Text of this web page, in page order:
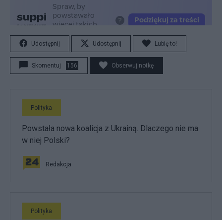
Udostępnij Udostępnij Lubię to!
Skomentuj 156 Obserwuj notkę
Polityka
Powstała nowa koalicja z Ukrainą. Dlaczego nie ma
w niej Polski?
Redakcja
Polityka